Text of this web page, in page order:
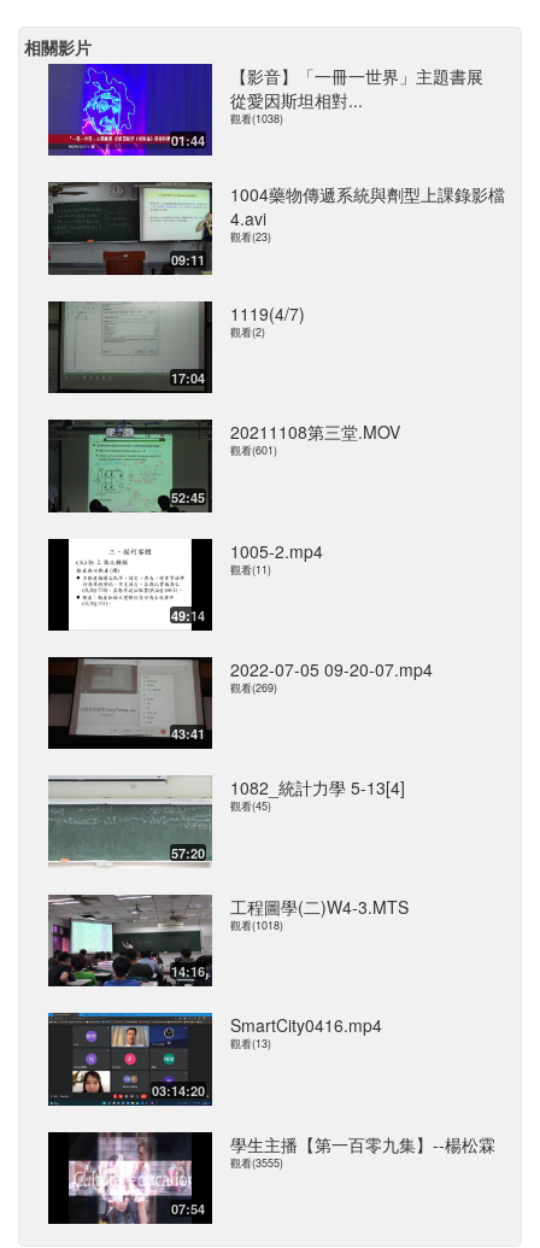
相關影片
01:44
【影音】「一冊一世界」主題書展
從愛因斯坦相對...
觀看(1038)
09:11
1004藥物傳遞系統與劑型上課錄影檔
4.avi
觀看(23)
17:04
1119(4/7)
觀看(2)
52:45
20211108第三堂.MOV
觀看(601)
49:14
1005-2.mp4
觀看(11)
43:41
2022-07-05 09-20-07.mp4
觀看(269)
57:20
1082_統計力學 5-13[4]
觀看(45)
14:16
工程圖學(二)W4-3.MTS
觀看(1018)
03:14:20
SmartCity0416.mp4
觀看(13)
07:54
學生主播【第一百零九集】--楊松霖
觀看(3555)